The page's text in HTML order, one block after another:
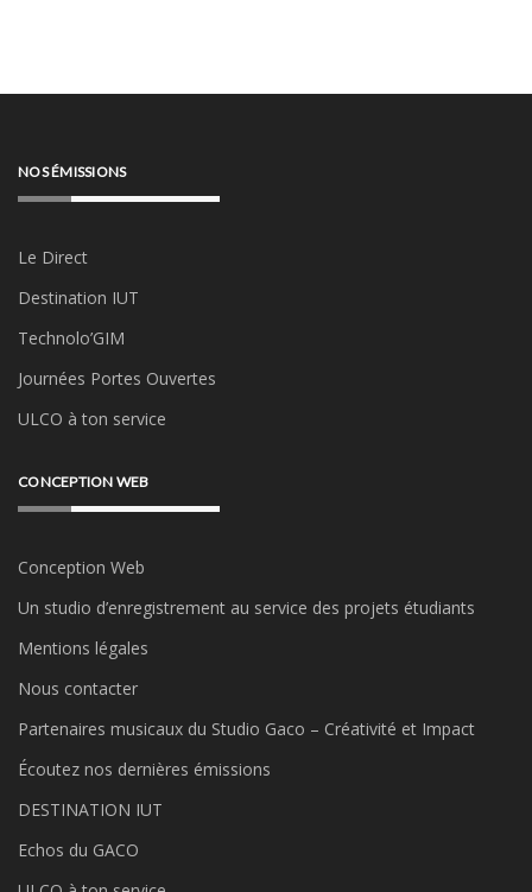
NOS ÉMISSIONS
Le Direct
Destination IUT
Technolo’GIM
Journées Portes Ouvertes
ULCO à ton service
CONCEPTION WEB
Conception Web
Un studio d’enregistrement au service des projets étudiants
Mentions légales
Nous contacter
Partenaires musicaux du Studio Gaco – Créativité et Impact
Écoutez nos dernières émissions
DESTINATION IUT
Echos du GACO